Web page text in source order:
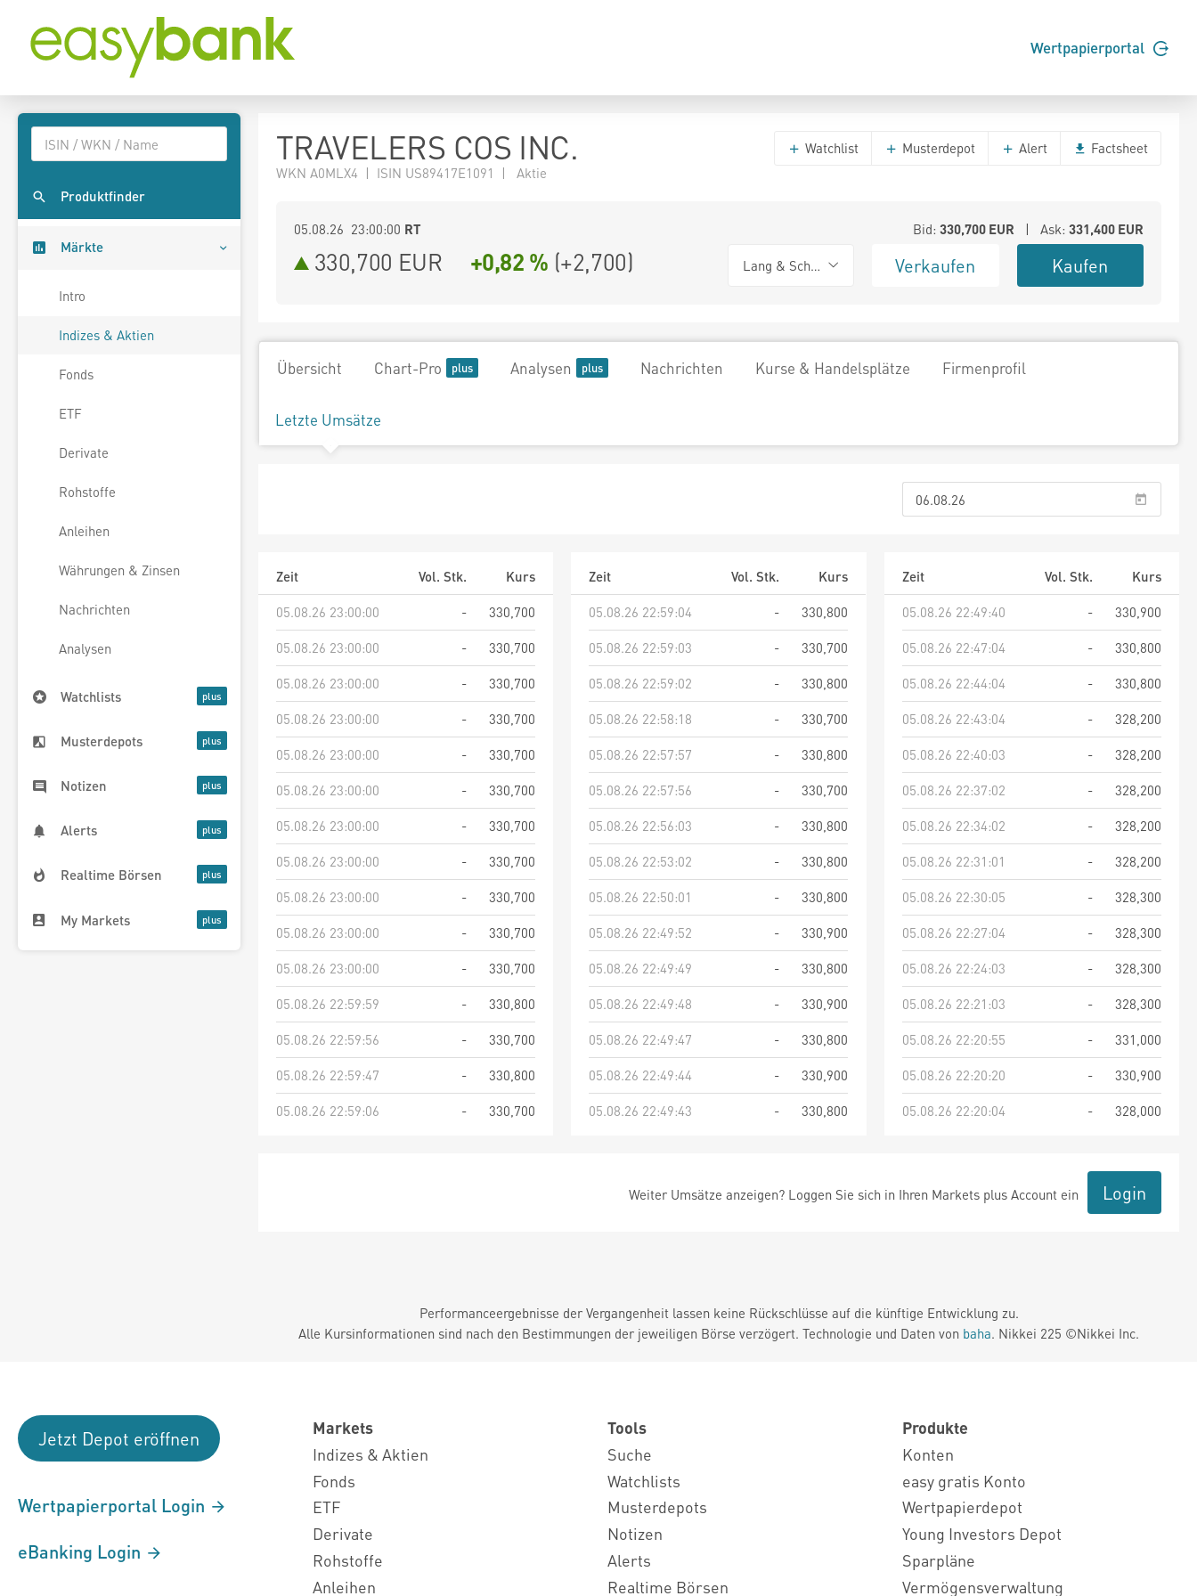
Wertpapierportal
Produktfinder
Märkte
Intro
Indizes & Aktien
Fonds
ETF
Derivate
Rohstoffe
Anleihen
Währungen & Zinsen
Nachrichten
Analysen
Watchlists
Musterdepots
Notizen
Alerts
Realtime Börsen
My Markets
TRAVELERS COS INC.
WKN A0MLX4 | ISIN US89417E1091 | Aktie
Watchlist Musterdepot Alert Factsheet
05.08.26 23:00:00 RT Bid: 330,700EUR | Ask: 331,400EUR
330,700 EUR +0,82 % (+2,700) Lang & Schwarz Verkaufen Kaufen
Übersicht Chart-Pro Analysen Nachrichten Kurse & Handelsplätze Firmenprofil
Letzte Umsätze
Zeit Vol. Stk.
Kurs
05.08.26 23:00:00
-
330,700
05.08.26 23:00:00
-
330,700
05.08.26 23:00:00
-
330,700
05.08.26 23:00:00
-
330,700
05.08.26 23:00:00
-
330,700
05.08.26 23:00:00
-
330,700
05.08.26 23:00:00
-
330,700
05.08.26 23:00:00
-
330,700
05.08.26 23:00:00
-
330,700
05.08.26 23:00:00
-
330,700
05.08.26 23:00:00
-
330,700
05.08.26 22:59:59
-
330,800
05.08.26 22:59:56
-
330,700
05.08.26 22:59:47
-
330,800
05.08.26 22:59:06
- 330,700
Zeit Vol. Stk.
Kurs
05.08.26 22:59:04
-
330,800
05.08.26 22:59:03
-
330,700
05.08.26 22:59:02
-
330,800
05.08.26 22:58:18
-
330,700
05.08.26 22:57:57
-
330,800
05.08.26 22:57:56
-
330,700
05.08.26 22:56:03
-
330,800
05.08.26 22:53:02
-
330,800
05.08.26 22:50:01
-
330,800
05.08.26 22:49:52
-
330,900
05.08.26 22:49:49
-
330,800
05.08.26 22:49:48
-
330,900
05.08.26 22:49:47
-
330,800
05.08.26 22:49:44
-
330,900
05.08.26 22:49:43
- 330,800
Zeit Vol. Stk.
Kurs
05.08.26 22:49:40
-
330,900
05.08.26 22:47:04
-
330,800
05.08.26 22:44:04
-
330,800
05.08.26 22:43:04
-
328,200
05.08.26 22:40:03
-
328,200
05.08.26 22:37:02
-
328,200
05.08.26 22:34:02
-
328,200
05.08.26 22:31:01
-
328,200
05.08.26 22:30:05
-
328,300
05.08.26 22:27:04
-
328,300
05.08.26 22:24:03
-
328,300
05.08.26 22:21:03
-
328,300
05.08.26 22:20:55
-
331,000
05.08.26 22:20:20
-
330,900
05.08.26 22:20:04
- 328,000
Weiter Umsätze anzeigen? Loggen Sie sich in Ihren Markets plus Account ein Login
Performanceergebnisse der Vergangenheit lassen keine Rückschlüsse auf die künftige Entwicklung zu.
Alle Kursinformationen sind nach den Bestimmungen der jeweiligen Börse verzögert. Technologie und Daten von baha. Nikkei 225 ©Nikkei Inc.
Jetzt Depot eröffnen
Wertpapierportal Login
eBanking Login
Markets
Indizes & Aktien
Fonds
ETF
Derivate
Rohstoffe
Anleihen
Tools
Suche
Watchlists
Musterdepots
Notizen
Alerts
Realtime Börsen
Produkte
Konten
easy gratis Konto
Wertpapierdepot
Young Investors Depot
Sparpläne
Vermögensverwaltung